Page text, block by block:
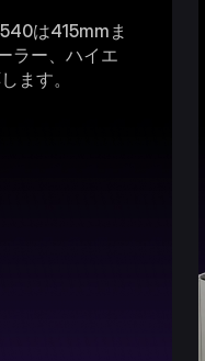
は415mmま
ラー、ハイエ
ます。